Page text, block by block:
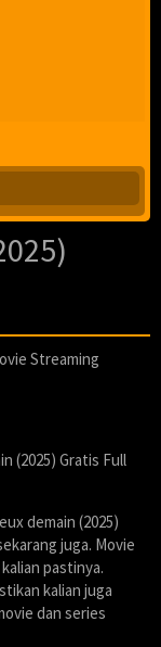
Streaming
(2025) Gratis Full
demain (2025)
juga. Movie
pastinya.
kalian juga
dan series